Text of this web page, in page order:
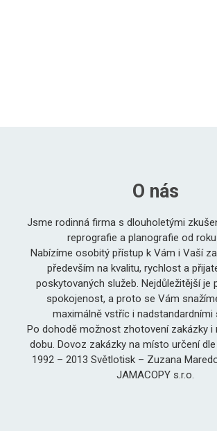
O nás
Jsme rodinná firma s dlouholetými
reprografie a planografie od roku
Nabízíme osobitý přístup k Vám i Vaší
především na kvalitu, rychlost a
poskytovaných služeb. Nejdůležitější je
spokojenost, a proto se Vám
maximálně vstříc i nadstandardními
Po dohodě možnost zhotovení zakázky i
dobu. Dovoz zakázky na místo určení
1992 – 2013 Světlotisk – Zuzana
JAMACOPY s.r.o.